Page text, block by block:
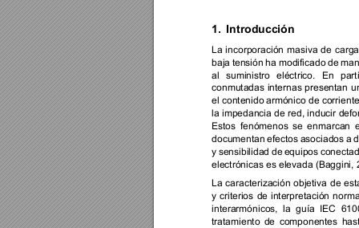
1. Introducción
La incorporación masiva de
baja tensión ha modificado de
al
suministro eléctrico. En
conmutadas internas presentan
el contenido armónico de
la impedancia de red, inducir
Estos fenómenos se enmarcan
documentan efectos asociados a
y sensibilidad de equipos
electrónicas es elevada (Baggini,
La caracterización objetiva de
y criterios de interpretación
interarmónicos,
la guía IEC
tratamiento de componentes